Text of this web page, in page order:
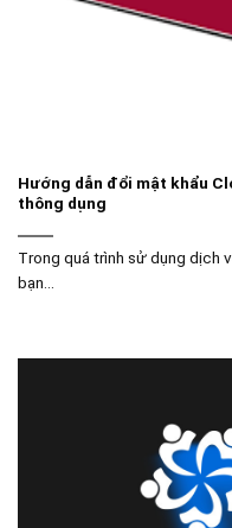
Hướng dẫn đổi mật khẩu
thông dụng
Trong quá trình sử dụng dịch
bạn...